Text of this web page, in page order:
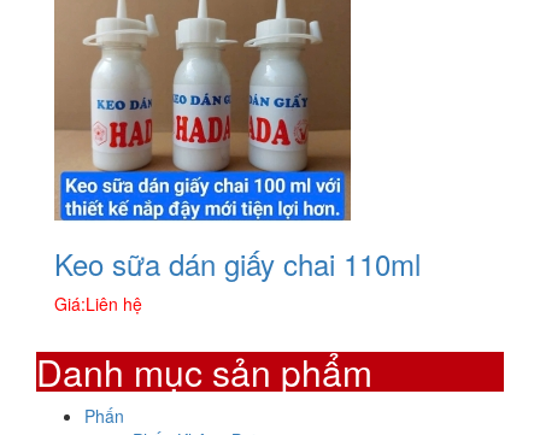
Keo sữa dán giấy chai 110ml
Giá:Liên hệ
Danh mục sản phẩm
Phấn